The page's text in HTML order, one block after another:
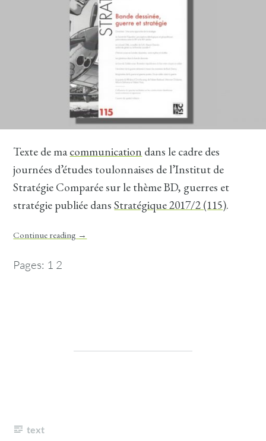
Texte de ma communication dans le cadre des
journées d’études toulonnaises de l’Institut de
Stratégie Comparée sur le thème BD, guerres et
stratégie publiée dansStratégique 2017/2 (115).
Continue reading →
Pages: 1 2
text